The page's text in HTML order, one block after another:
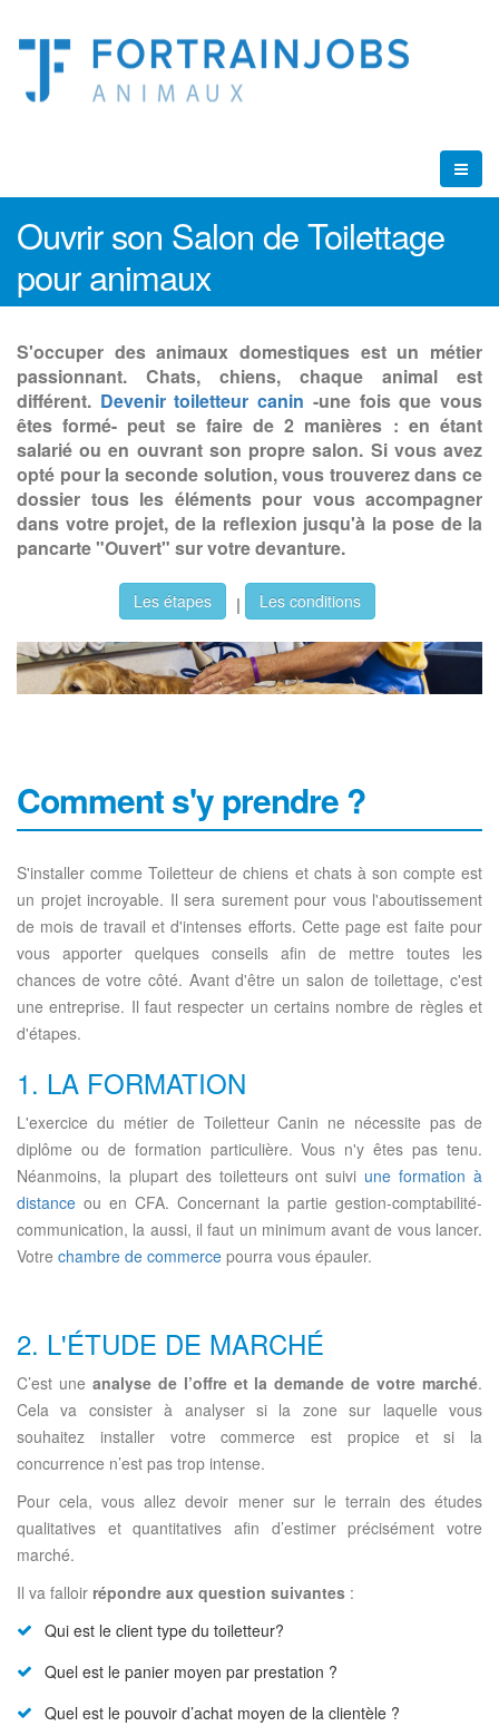
Ouvrir son Salon de Toilettage
pour animaux
S'occuper des animaux domestiques est un métier
passionnant. Chats, chiens, chaque animal est
différent. Devenir toiletteur canin -une fois que vous
êtes formé- peut se faire de 2 manières : en étant
salarié ou en ouvrant son propre salon. Si vous avez
opté pour la seconde solution, vous trouverez dans ce
dossier tous les éléments pour vous accompagner
dans votre projet, de la reflexion jusqu'à la pose de la
pancarte "Ouvert" sur votre devanture.
Les étapes | Les conditions
Comment s'y prendre ?
S'installer comme Toiletteur de chiens et chats à son compte est
un projet incroyable. Il sera surement pour vous l'aboutissement
de mois de travail et d'intenses efforts. Cette page est faite pour
vous apporter quelques conseils afin de mettre toutes les
chances de votre côté. Avant d'être un salon de toilettage, c'est
une entreprise. Il faut respecter un certains nombre de règles et
d'étapes.
1. LA FORMATION
L'exercice du métier de Toiletteur Canin ne nécessite pas de
diplôme ou de formation particulière. Vous n'y êtes pas tenu.
Néanmoins, la plupart des toiletteurs ont suivi une formation à
distance ou en CFA. Concernant la partie gestion-comptabilité-
communication, la aussi, il faut un minimum avant de vous lancer.
Votre chambre de commerce pourra vous épauler.
2. L'ÉTUDE DE MARCHÉ
C’est une analyse de l’offre et la demande de votre marché.
Cela va consister à analyser si la zone sur laquelle vous
souhaitez installer votre commerce est propice et si la
concurrence n’est pas trop intense.
Pour cela, vous allez devoir mener sur le terrain des études
qualitatives et quantitatives afin d’estimer précisément votre
marché.
Il va falloir répondre aux question suivantes :
Qui est le client type du toiletteur?
Quel est le panier moyen par prestation ?
Quel est le pouvoir d’achat moyen de la clientèle ?